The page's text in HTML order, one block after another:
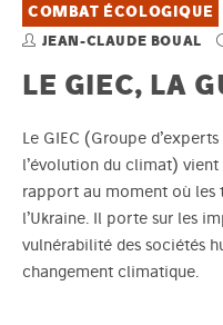
COMBAT ÉCOLOGIQUE
JEAN-CLAUDE BOUAL
LE GIEC, LA
Le GIEC (Groupe
l’évolution du climat) vient
rapport au moment où les
l’Ukraine. Il porte sur les
vulnérabilité des sociétés
changement climatique.